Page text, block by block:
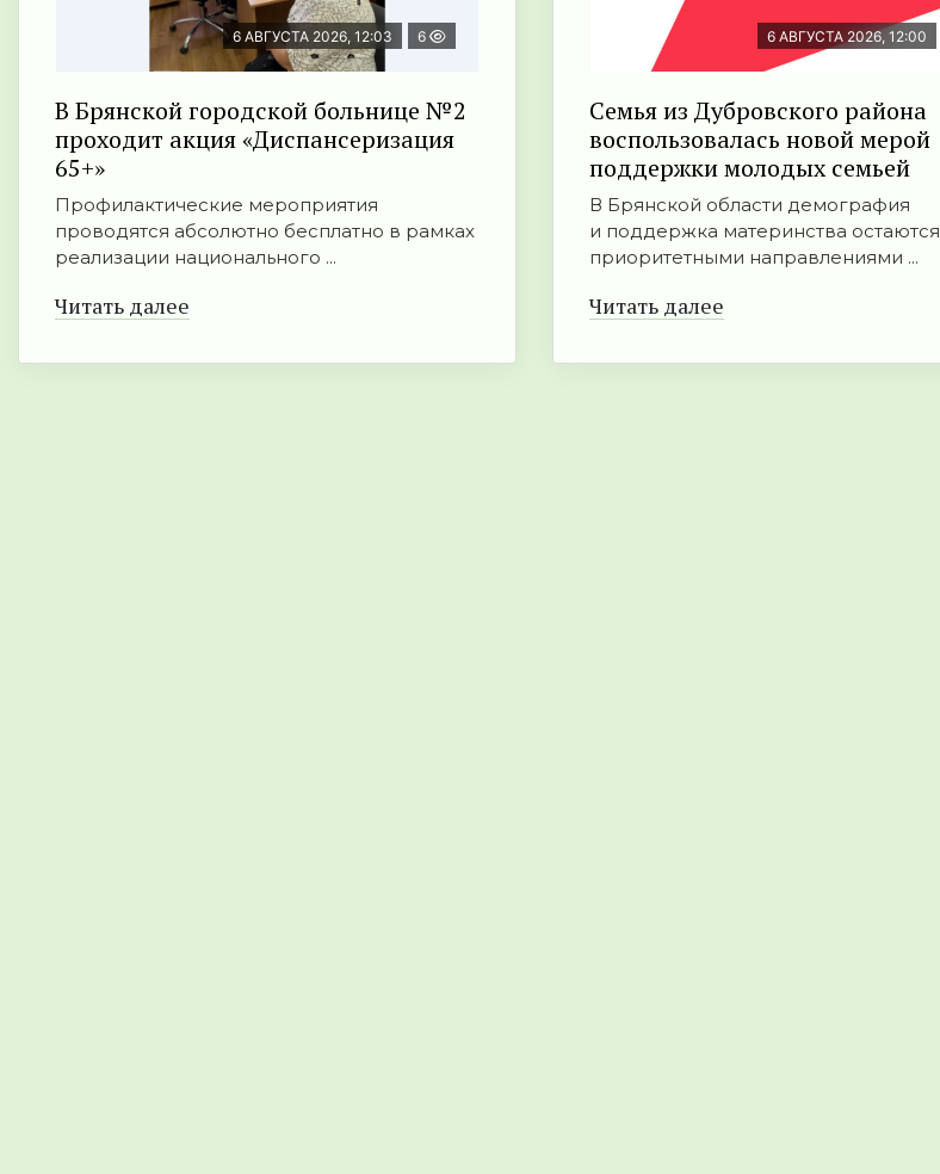
6 АВГУСТА 2026, 12:03 6
В Брянской городской больнице №2
проходит акция «Диспансеризация
65+»
Профилактические мероприятия
проводятся абсолютно бесплатно в рамках
реализации национального ...
Читать далее
6 АВГУСТА 2026, 12:00
Семья из Дубровского района
воспользовалась новой мерой
поддержки молодых семьей
В Брянской области демография
и поддержка материнства остаются
приоритетными направлениями ...
Читать далее